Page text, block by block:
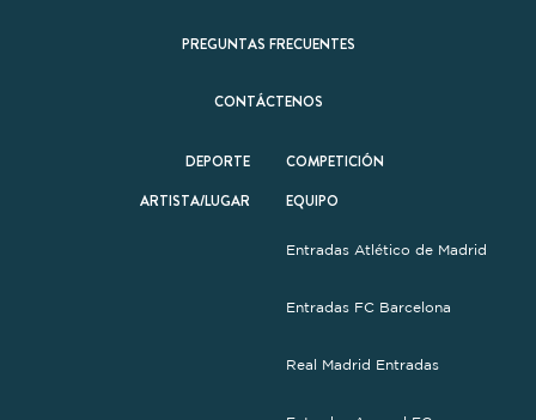
PREGUNTAS FRECUENTES
CONTÁCTENOS
DEPORTE
COMPETICIÓN
ARTISTA/LUGAR
EQUIPO
Entradas Atlético de Madrid
Entradas FC Barcelona
Real Madrid Entradas